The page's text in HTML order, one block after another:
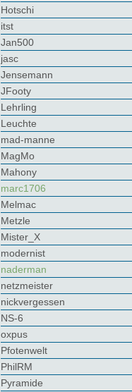
Hotschi
itst
Jan500
jasc
Jensemann
JFooty
Lehrling
Leuchte
mad-manne
MagMo
Mahony
marc1706
Melmac
Metzle
Mister_X
modernist
naderman
netzmeister
nickvergessen
NS-6
oxpus
Pfotenwelt
PhilRM
Pyramide